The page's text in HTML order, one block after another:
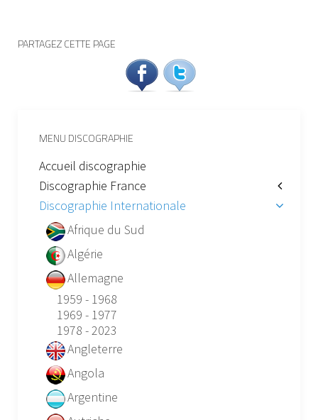
PARTAGEZ CETTE PAGE
MENU DISCOGRAPHIE
Accueil discographie
Discographie France
Discographie Internationale
Afrique du Sud
Algérie
Allemagne
1959 - 1968
1969 - 1977
1978 - 2023
Angleterre
Angola
Argentine